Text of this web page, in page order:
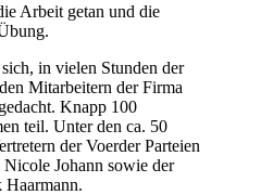
Arbeit getan und die
in vielen Stunden der
Mitarbeitern der Firma
Knapp 100
teil. Unter den ca. 50
der Voerder Parteien
Johann sowie der
Haarmann.